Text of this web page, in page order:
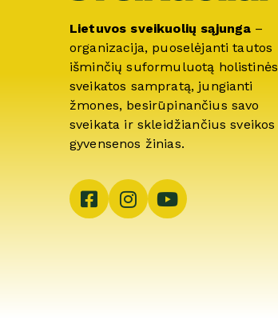
Lietuvos sveikuolių sąjunga –
organizacija, puoselėjanti tautos
išminčių suformuluotą holistinės
sveikatos sampratą, jungianti
žmones, besirūpinančius savo
sveikata ir skleidžiančius sveikos
gyvensenos žinias.